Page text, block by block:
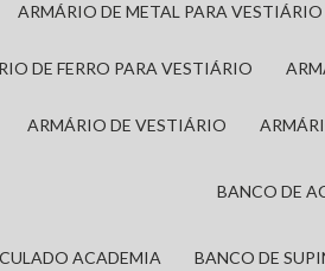
ARMÁRIO DE METAL PARA VESTIÁRIO
DE FERRO PARA VESTIÁRIO
ARMÁRIO DE VESTIÁRIO
BANCO DE
ACADEMIA BANCO DE